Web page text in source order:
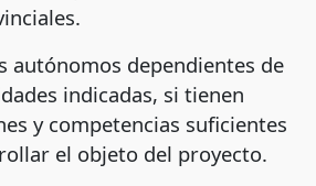
autónomos dependientes de
indicadas, si tienen
y competencias suficientes
el objeto del proyecto.